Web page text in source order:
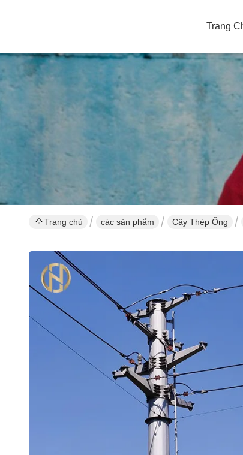
Trang
Trang chủ các sản phẩm Cây Thép Ống